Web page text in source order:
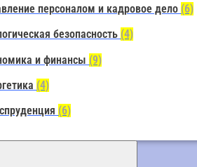
персоналом и кадровое дело (6)
безопасность (4)
и финансы (9)
(4)
(6)